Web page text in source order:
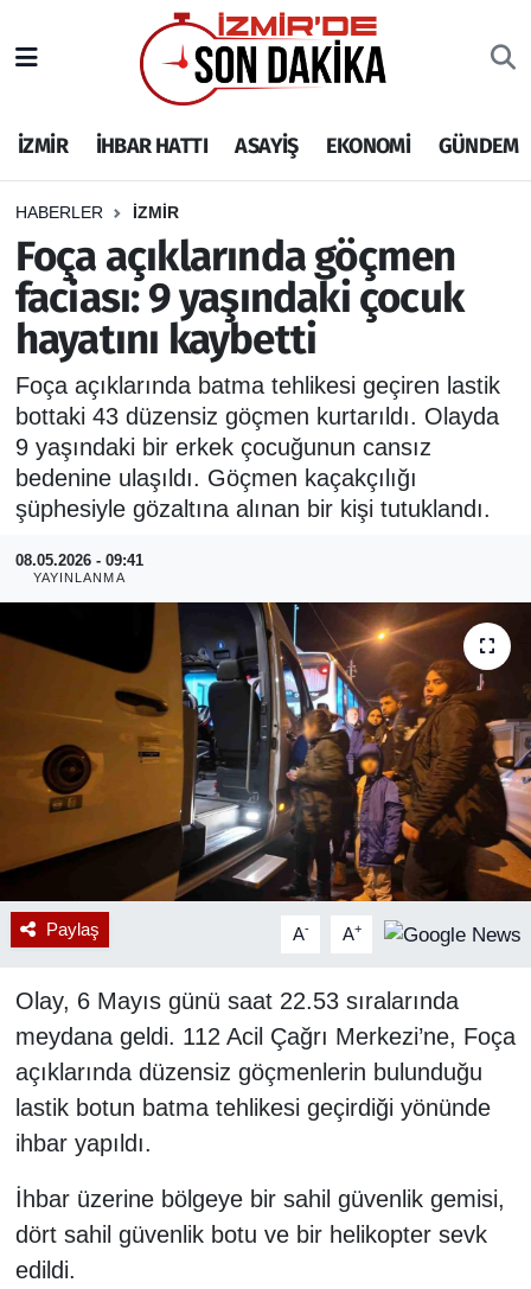
İZMİR İHBAR HATTI ASAYİŞ EKONOMİ GÜNDEM
HABERLER İZMİR
Foça açıklarında göçmen
faciası: 9 yaşındaki çocuk
hayatını kaybetti
Foça açıklarında batma tehlikesi geçiren lastik
bottaki 43 düzensiz göçmen kurtarıldı. Olayda
9 yaşındaki bir erkek çocuğunun cansız
bedenine ulaşıldı. Göçmen kaçakçılığı
şüphesiyle gözaltına alınan bir kişi tutuklandı.
08.05.2026 - 09:41
YAYINLANMA
Paylaş A- A+
Olay, 6 Mayıs günü saat 22.53 sıralarında
meydana geldi. 112 Acil Çağrı Merkezi’ne, Foça
açıklarında düzensiz göçmenlerin bulunduğu
lastik botun batma tehlikesi geçirdiği yönünde
ihbar yapıldı.
İhbar üzerine bölgeye bir sahil güvenlik gemisi,
dört sahil güvenlik botu ve bir helikopter sevk
edildi.
İHBAR HATTI
DEPREM
GENEL
EKONOMİ
SİYASET
SPOR
ASAYİŞ
RESMİ REKLAM
İzmir Nöbetçi Eczaneler
İzmir Hava Durumu
İzmir Namaz Vakitleri
İzmir Trafik Yoğunluk Haritası
Puan Durumu ve Fikstür
Tüm Manşetler
Son Dakika Haberleri
Haber Arşivi